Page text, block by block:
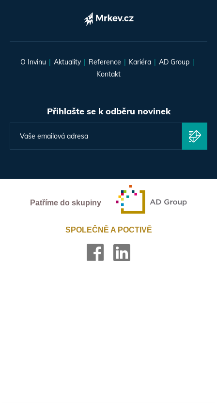
O Invinu Aktuality Reference Kariéra
AD Group
Kontakt
Přihlašte se k odběru novinek
Patříme do skupiny
SPOLEČNĚ A POCTIVĚ